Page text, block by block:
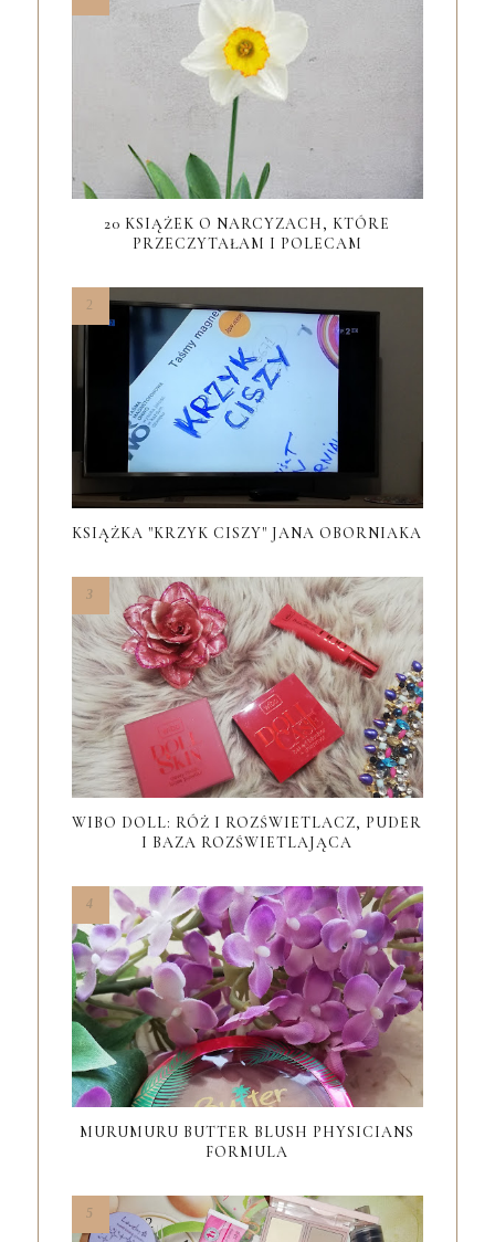
20 KSIĄŻEK O NARCYZACH, KTÓRE
PRZECZYTAŁAM I POLECAM
KSIĄŻKA "KRZYK CISZY" JANA OBORNIAKA
WIBO DOLL: RÓŻ I ROZŚWIETLACZ, PUDER
I BAZA ROZŚWIETLAJĄCA
MURUMURU BUTTER BLUSH PHYSICIANS
FORMULA